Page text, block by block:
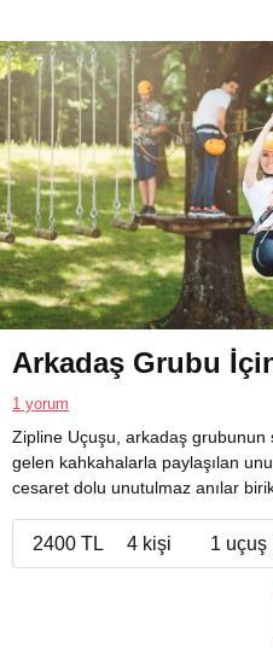
Arkadaş Grubu
1 yorum
Zipline Uçuşu, arkadaş grubunun
gelen kahkahalarla paylaşılan
cesaret dolu unutulmaz anılar
2400 TL 4 kişi 1 uçuş